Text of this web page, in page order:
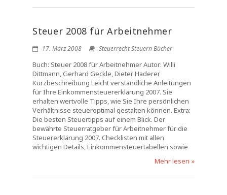
Steuer 2008 für Arbeitnehmer
17. März 2008 Steuerrecht Steuern Bücher
Buch: Steuer 2008 für Arbeitnehmer Autor: Willi
Dittmann, Gerhard Geckle, Dieter Haderer
Kurzbeschreibung Leicht verständliche Anleitungen
für Ihre Einkommensteuererklärung 2007. Sie
erhalten wertvolle Tipps, wie Sie Ihre persönlichen
Verhältnisse steueroptimal gestalten können. Extra:
Die besten Steuertipps auf einem Blick. Der
bewährte Steuerratgeber für Arbeitnehmer für die
Steuererklärung 2007. Checklisten mit allen
wichtigen Details, Einkommensteuertabellen sowie
Mehr lesen »